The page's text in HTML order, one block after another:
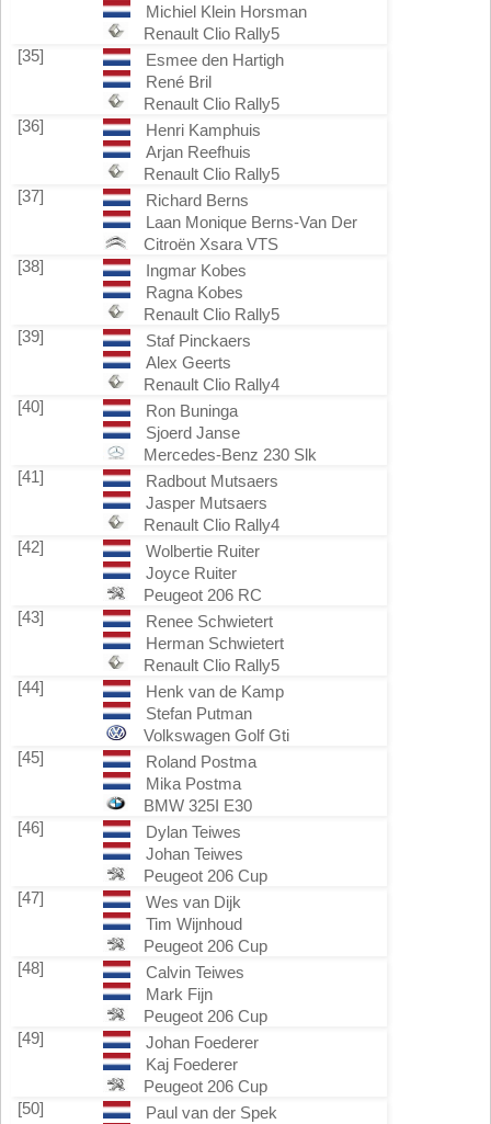
Michiel Klein Horsman
Renault Clio Rally5
[35]
Esmee den Hartigh
René Bril
Renault Clio Rally5
[36]
Henri Kamphuis
Arjan Reefhuis
Renault Clio Rally5
[37]
Richard Berns
Laan Monique Berns-Van Der
Citroën Xsara VTS
[38]
Ingmar Kobes
Ragna Kobes
Renault Clio Rally5
[39]
Staf Pinckaers
Alex Geerts
Renault Clio Rally4
[40]
Ron Buninga
Sjoerd Janse
Mercedes-Benz 230 Slk
[41]
Radbout Mutsaers
Jasper Mutsaers
Renault Clio Rally4
[42]
Wolbertie Ruiter
Joyce Ruiter
Peugeot 206 RC
[43]
Renee Schwietert
Herman Schwietert
Renault Clio Rally5
[44]
Henk van de Kamp
Stefan Putman
Volkswagen Golf Gti
[45]
Roland Postma
Mika Postma
BMW 325I E30
[46]
Dylan Teiwes
Johan Teiwes
Peugeot 206 Cup
[47]
Wes van Dijk
Tim Wijnhoud
Peugeot 206 Cup
[48]
Calvin Teiwes
Mark Fijn
Peugeot 206 Cup
[49]
Johan Foederer
Kaj Foederer
Peugeot 206 Cup
[50]
Paul van der Spek